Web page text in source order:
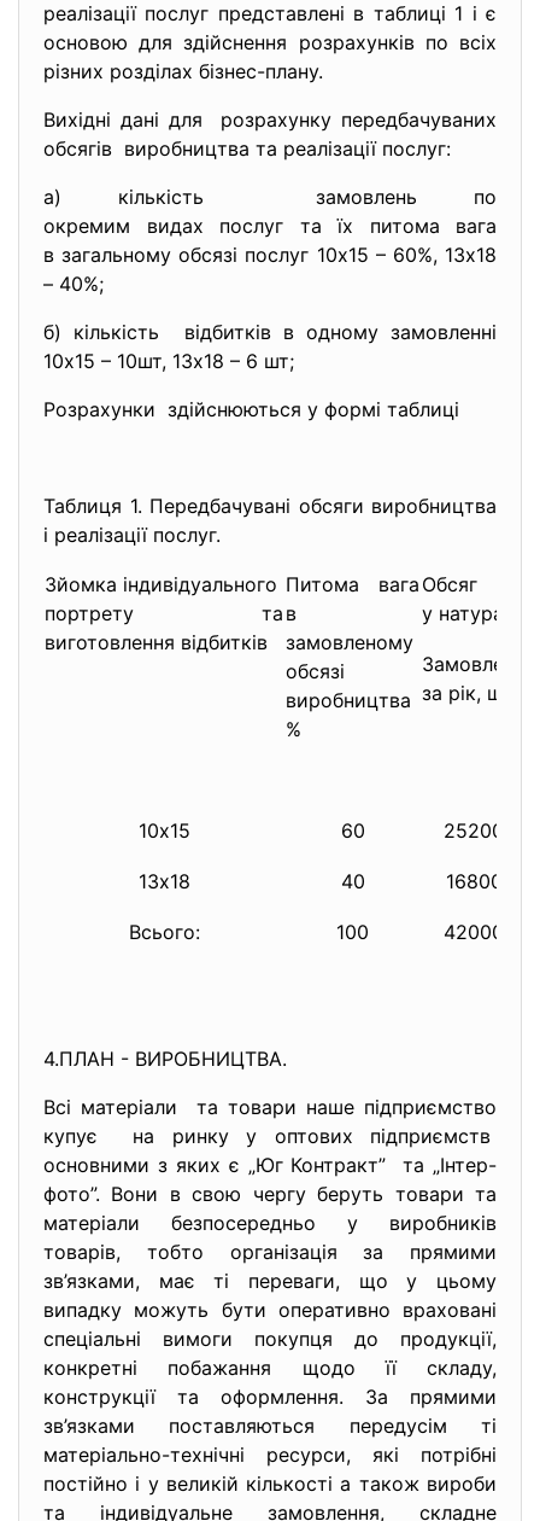
реалізації послуг представлені в таблиці 1 і є
основою для здійснення розрахунків по всіх
різних розділах бізнес-плану.
Вихідні дані для розрахунку передбачуваних
обсягів виробництва та реалізації послуг:
а) кількість замовлень по
окремим видах послуг та їх питома вага
в загальному обсязі послуг 10х15 – 60%, 13х18
– 40%;
б) кількість відбитків в одному замовленні
10х15 – 10шт, 13х18 – 6 шт;
Розрахунки здійснюються у формі таблиці
Таблиця 1. Передбачувані обсяги виробництва
і реалізації послуг.
Зйомка індивідуального
портрету та
виготовлення відбитків
Питома вага
в
замовленому
обсязі
виробництва
%
Обсяг
у
Замовлень
за рік, шт.
10х15 60 25200
13х18 40 16800
Всього: 100 42000
4.ПЛАН - ВИРОБНИЦТВА.
Всі матеріали та товари наше підприємство
купує на ринку у оптових підприємств
основними з яких є „Юг Контракт” та „Інтер-
фото”. Вони в свою чергу беруть товари та
матеріали безпосередньо у виробників
товарів, тобто організація за прямими
зв’язками, має ті переваги, що у цьому
випадку можуть бути оперативно враховані
спеціальні вимоги покупця до продукції,
конкретні побажання щодо її складу,
конструкції та оформлення. За прямими
зв’язками поставляються передусім ті
матеріально-технічні ресурси, які потрібні
постійно і у великій кількості а також вироби
та індивідуальне замовлення, складне